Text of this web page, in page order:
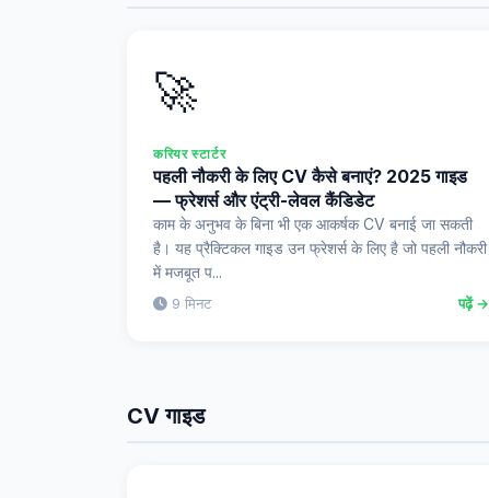
🚀
करियर स्टार्टर
पहली नौकरी के लिए CV कैसे बनाएं? 2025 गाइड
— फ्रेशर्स और एंट्री-लेवल कैंडिडेट
काम के अनुभव के बिना भी एक आकर्षक CV बनाई जा सकती
है। यह प्रैक्टिकल गाइड उन फ्रेशर्स के लिए है जो पहली नौकरी
में मजबूत प...
9 मिनट पढ़ें →
CV गाइड